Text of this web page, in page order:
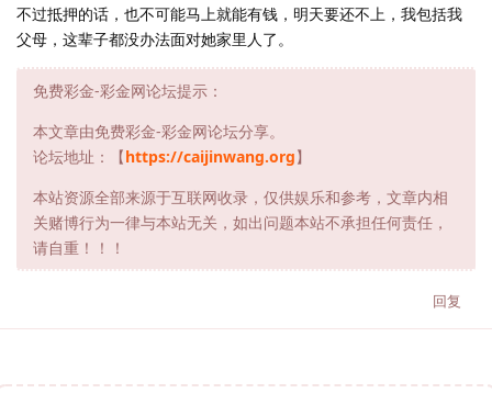
不过抵押的话，也不可能马上就能有钱，明天要还不上，我包括我
父母，这辈子都没办法面对她家里人了。
免费彩金-彩金网论坛提示：
本文章由免费彩金-彩金网论坛分享。
论坛地址：【https://caijinwang.org】
本站资源全部来源于互联网收录，仅供娱乐和参考，文章内相
关赌博行为一律与本站无关，如出问题本站不承担任何责任，
请自重！！！
回复